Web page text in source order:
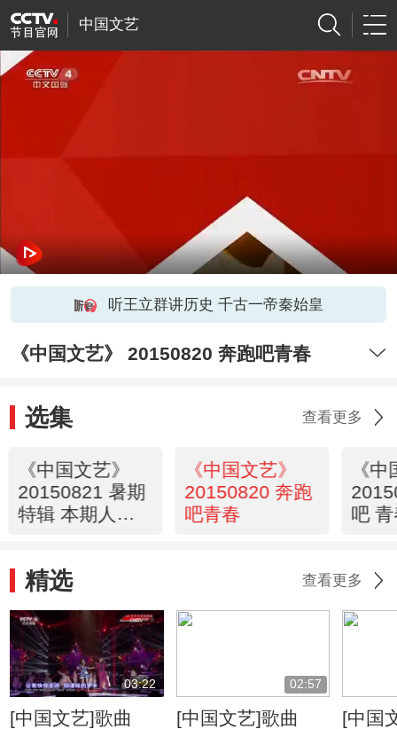
中国文艺
听王立群讲历史 千古一帝秦始皇
《中国文艺》 20150820 奔跑吧青春
选集 查看更多
《中国文艺》
20150821 暑期
特辑 本期人物
《中国文艺》
20150820 奔跑
吧青春
《
吧
精选 查看更多
03:22
[中国文艺]歌曲
02:57
[中国文艺]歌曲
[中国